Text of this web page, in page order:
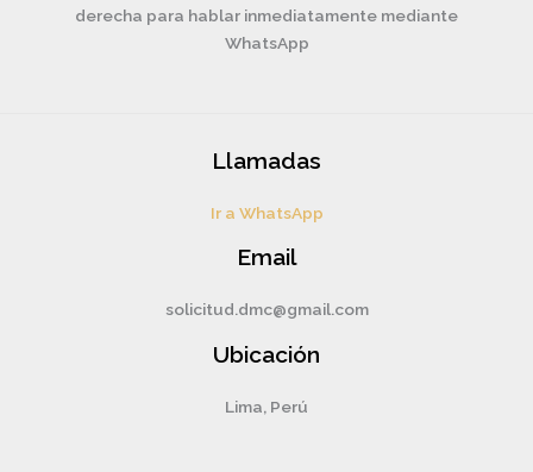
derecha para hablar inmediatamente mediante
WhatsApp
Llamadas
Ir a WhatsApp
Email
solicitud.dmc@gmail.com
Ubicación
Lima, Perú